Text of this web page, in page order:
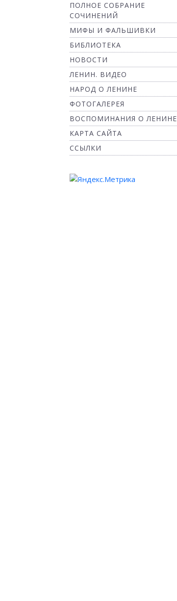
ПОЛНОЕ СОБРАНИЕ
СОЧИНЕНИЙ
МИФЫ И ФАЛЬШИВКИ
БИБЛИОТЕКА
НОВОСТИ
ЛЕНИН. ВИДЕО
НАРОД О ЛЕНИНЕ
ФОТОГАЛЕРЕЯ
ВОСПОМИНАНИЯ О ЛЕНИНЕ
КАРТА САЙТА
ССЫЛКИ